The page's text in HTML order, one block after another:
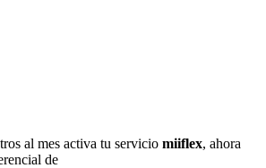
al mes activa tu servicio miiflex, ahora
de